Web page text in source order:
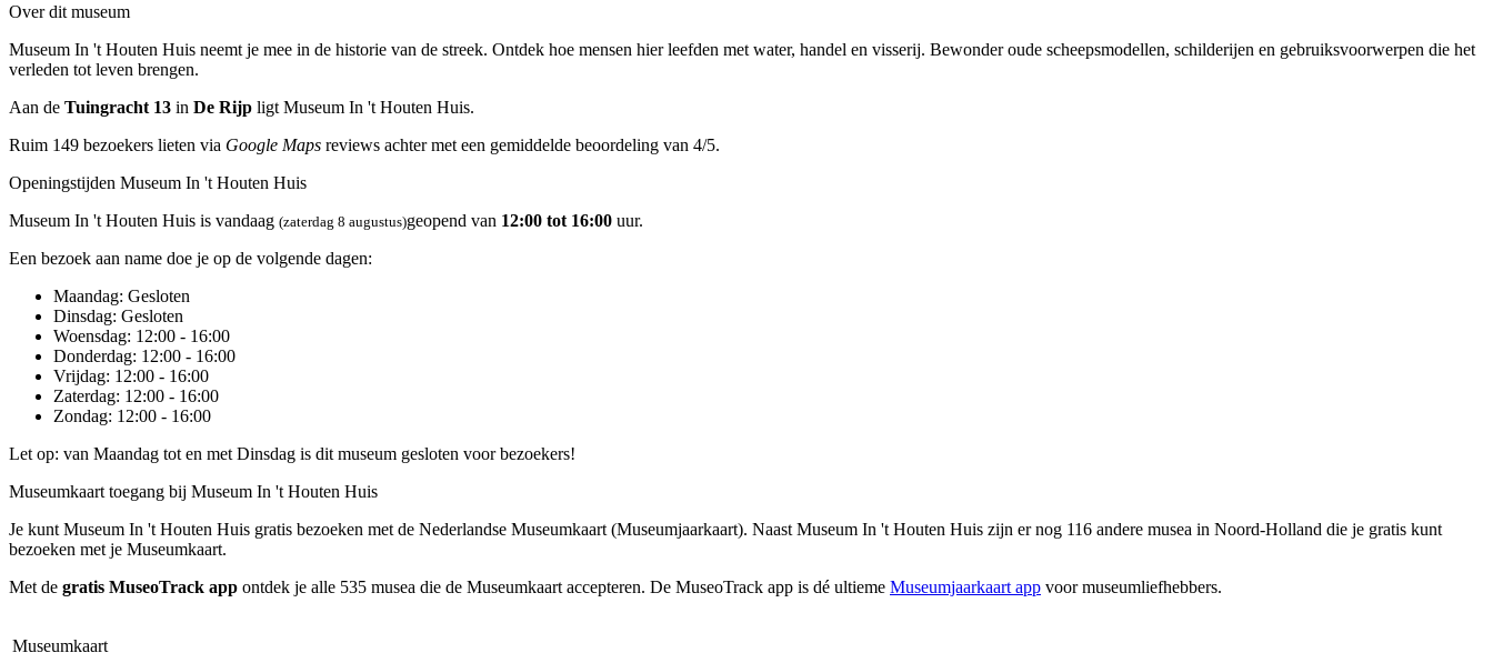
Over dit museum
Museum In 't Houten Huis neemt je mee in de historie van de streek. Ontdek hoe mensen hier leefden met water, handel en visserij. Bewonder oude scheepsmodellen, schilderijen en gebruiksvoorwerpen die het
verleden tot leven brengen.
Aan de Tuingracht 13 in De Rijp ligt Museum In 't Houten Huis.
Ruim 149 bezoekers lieten via Google Maps reviews achter met een gemiddelde beoordeling van 4/5.
Openingstijden Museum In 't Houten Huis
Museum In 't Houten Huis is vandaag (zaterdag 8 augustus)geopend van 12:00 tot 16:00 uur.
Een bezoek aan name doe je op de volgende dagen:
Maandag: Gesloten
Dinsdag: Gesloten
Woensdag: 12:00 - 16:00
Donderdag: 12:00 - 16:00
Vrijdag: 12:00 - 16:00
Zaterdag: 12:00 - 16:00
Zondag: 12:00 - 16:00
Let op: van Maandag tot en met Dinsdag is dit museum gesloten voor bezoekers!
Museumkaart toegang bij Museum In 't Houten Huis
Je kunt Museum In 't Houten Huis gratis bezoeken met de Nederlandse Museumkaart (Museumjaarkaart). Naast Museum In 't Houten Huis zijn er nog 116 andere musea in Noord-Holland die je gratis kunt
bezoeken met je Museumkaart.
Met de gratis MuseoTrack app ontdek je alle 535 musea die de Museumkaart accepteren. De MuseoTrack app is dé ultieme Museumjaarkaart app voor museumliefhebbers.
Museumkaart